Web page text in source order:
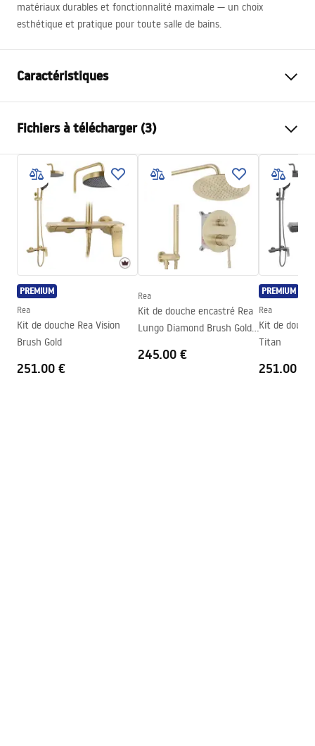
matériaux durables et fonctionnalité maximale — un choix
esthétique et pratique pour toute salle de bains.
Caractéristiques
Couleur du robinet
Type de cabine de douche
d'angle
Couleur du verre
Transparent 4mm
Mode d'ouverture
coulissant(e)
Seria
Montage
Sur le receveur ou plancher
Hauteur (mm)
1900
Direction de la cabine
Garantie
24 mois
Couche Easy Clean
Fichiers à télécharger (3)
Warunki bezpieczeństwa
WARUNKI BEZPIECZENSTWA KABINY DRZWI
PARAWANY.pdf
Instrukcja montażu
Kabina Primo Slide.pdf
Dessin technique
PRIMO SLIDE WITH SIDE PANEL.pdf
PREMIUM
Rea
Kit de douche Rea Vision
Brush Gold
251.00 €
Rea
Kit de douche encastré Rea
Lungo Diamond Brush Gold
245.00 €
PREMIUM
Rea
Kit de
Titan
251.00 €